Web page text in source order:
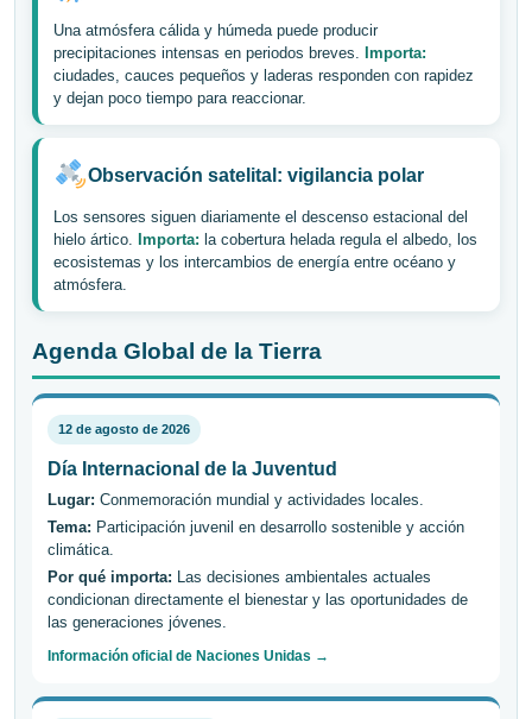
Una atmósfera cálida y húmeda puede producir
precipitaciones intensas en periodos breves. Importa:
ciudades, cauces pequeños y laderas responden con rapidez
y dejan poco tiempo para reaccionar.
Observación satelital: vigilancia polar
Los sensores siguen diariamente el descenso estacional del
hielo ártico. Importa: la cobertura helada regula el albedo, los
ecosistemas y los intercambios de energía entre océano y
atmósfera.
Agenda Global de la Tierra
12 de agosto de 2026
Día Internacional de la Juventud
Lugar: Conmemoración mundial y actividades locales.
Tema: Participación juvenil en desarrollo sostenible y acción
climática.
Por qué importa: Las decisiones ambientales actuales
condicionan directamente el bienestar y las oportunidades de
las generaciones jóvenes.
Información oficial de Naciones Unidas →